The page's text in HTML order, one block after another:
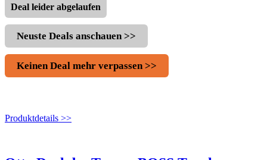
Deal leider abgelaufen
Neuste Deals anschauen >>
Keinen Deal mehr verpassen >>
Produktdetails >>